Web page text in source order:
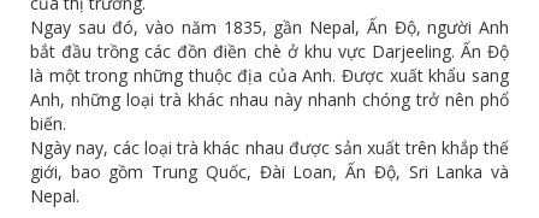
Ngay sau đó, vào năm 1835, gần Nepal, Ấn Độ, người Anh
bắt đầu trồng các đồn điền chè ở khu vực Darjeeling. Ấn Độ
là một trong những thuộc địa của Anh. Được xuất khẩu sang
Anh, những loại trà khác nhau này nhanh chóng trở nên phổ
biến.
Ngày nay, các loại trà khác nhau được sản xuất trên khắp thế
giới, bao gồm Trung Quốc, Đài Loan, Ấn Độ, Sri Lanka và
Nepal.